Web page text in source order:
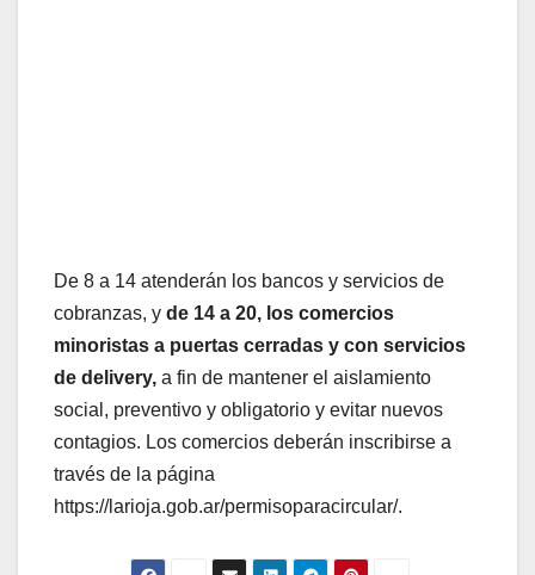
De 8 a 14 atenderán los bancos y servicios de
cobranzas, y de 14 a 20, los comercios
minoristas a puertas cerradas y con servicios
de delivery, a fin de mantener el aislamiento
social, preventivo y obligatorio y evitar nuevos
contagios. Los comercios deberán inscribirse a
través de la página
https://larioja.gob.ar/permisoparacircular/.